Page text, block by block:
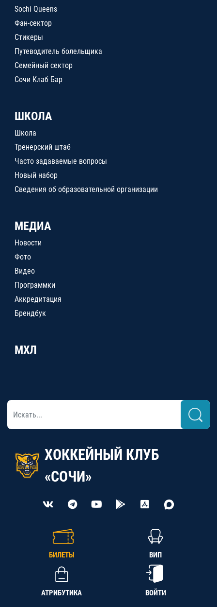
Sochi Queens
Фан-сектор
Стикеры
Путеводитель болельщика
Семейный сектор
Сочи Клаб Бар
ШКОЛА
Школа
Тренерский штаб
Часто задаваемые вопросы
Новый набор
Сведения об образовательной организации
МЕДИА
Новости
Фото
Видео
Программки
Аккредитация
Брендбук
МХЛ
ХОККЕЙНЫЙ КЛУБ
«СОЧИ»
БИЛЕТЫ ВИП
АТРИБУТИКА ВОЙТИ